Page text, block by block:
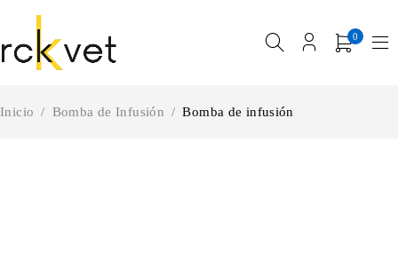
0
Inicio / Bomba de Infusión / Bomba de infusión